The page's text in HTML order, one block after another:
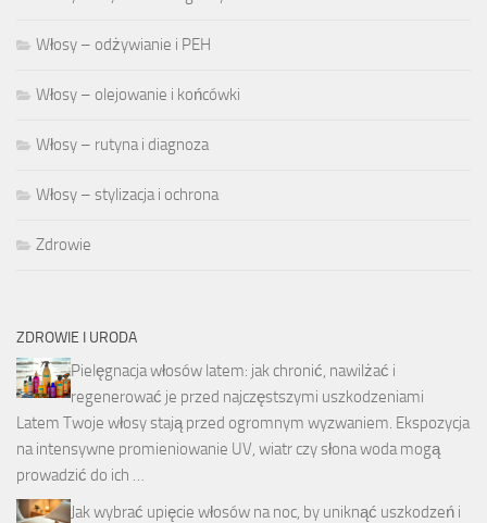
Włosy – odżywianie i PEH
Włosy – olejowanie i końcówki
Włosy – rutyna i diagnoza
Włosy – stylizacja i ochrona
Zdrowie
ZDROWIE I URODA
Pielęgnacja włosów latem: jak chronić, nawilżać i
regenerować je przed najczęstszymi uszkodzeniami
Latem Twoje włosy stają przed ogromnym wyzwaniem. Ekspozycja
na intensywne promieniowanie UV, wiatr czy słona woda mogą
prowadzić do ich …
Jak wybrać upięcie włosów na noc, by uniknąć uszkodzeń i